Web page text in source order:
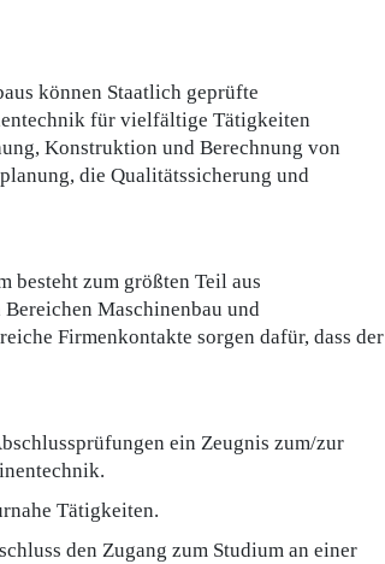
können Staatlich geprüfte
für vielfältige Tätigkeiten
Konstruktion und Berechnung von
die Qualitätssicherung und
besteht zum größten Teil aus
Maschinenbau und
Firmenkontakte sorgen dafür, dass der
ein Zeugnis zum/zur
Tätigkeiten.
den Zugang zum Studium an einer